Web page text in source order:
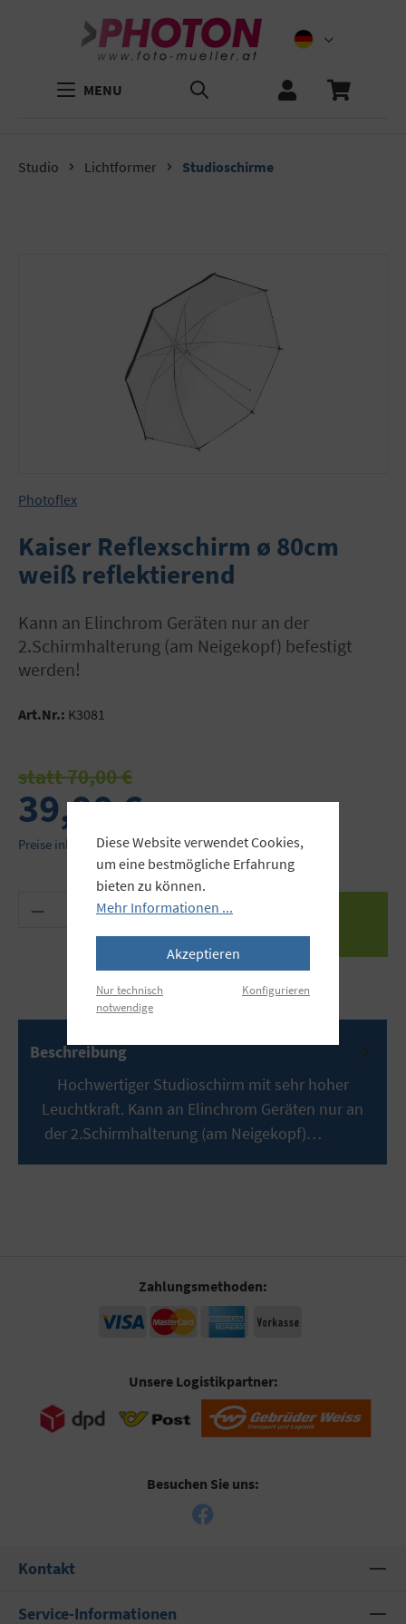
MENU
Studio Lichtformer Studioschirme
Photoflex
Kaiser Reflexschirm ø 80cm
weiß reflektierend
Kann an Elinchrom Geräten nur an der
2.Schirmhalterung (am Neigekopf) befestigt
werden!
Art.Nr.: K3081
statt 70,00 €
39,90 €
Preise inkl. MwSt. zzgl. Versandkosten
Produkt Anzahl: Gib den gewünschten Wert
Beschreibung
Hochwertiger Studioschirm mit sehr hoher
Leuchtkraft. Kann an Elinchrom Geräten nur an
der 2.Schirmhalterung (am Neigekopf)…
Zahlungsmethoden:
Unsere Logistikpartner:
Besuchen Sie uns:
Kontakt
Service-Informationen
Diese Website verwendet Cookies,
um eine bestmögliche Erfahrung
bieten zu können.
Mehr Informationen ...
Akzeptieren
Nur technisch
notwendige
Konfigurieren